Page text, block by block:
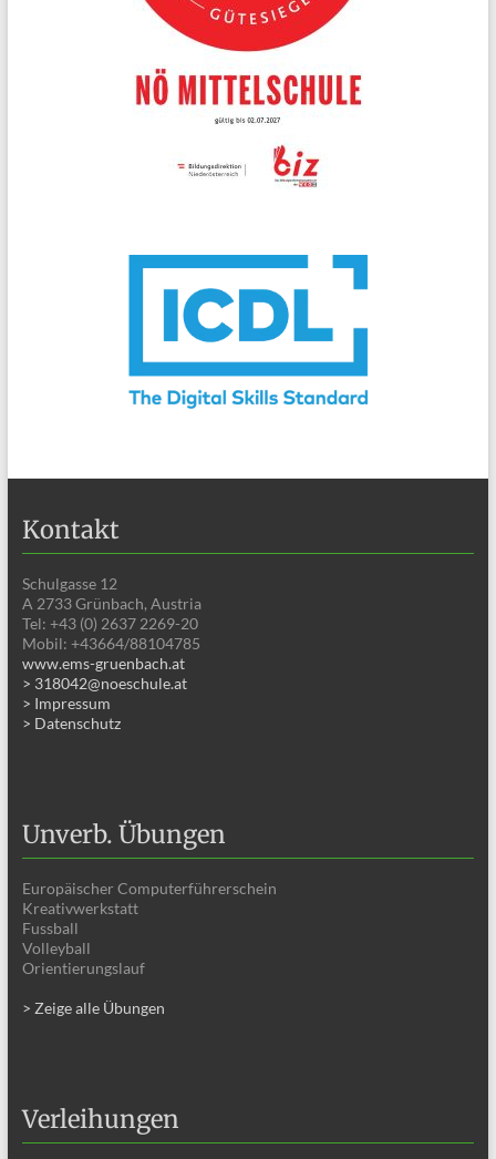
Kontakt
Schulgasse 12
A 2733 Grünbach, Austria
Tel: +43 (0) 2637 2269-20
Mobil: +43664/88104785
www.ems-gruenbach.at
> 318042@noeschule.at
> Impressum
> Datenschutz
Unverb. Übungen
Europäischer Computerführerschein
Kreativwerkstatt
Fussball
Volleyball
Orientierungslauf
> Zeige alle Übungen
Verleihungen